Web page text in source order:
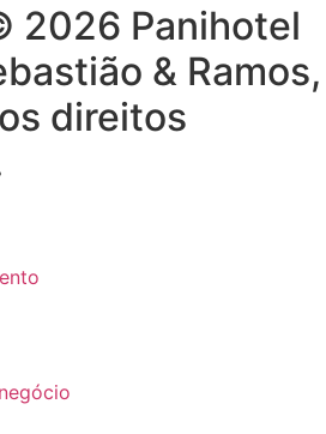
2026 Panihotel
& Ramos,
direitos